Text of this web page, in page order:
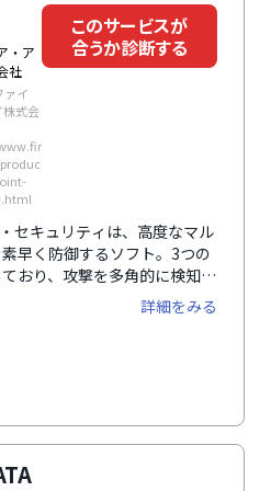
・ア
社
ァイ
株式会
このサービスが
合うか診断する
セキュリティは、高度なマル
早く防御するソフト。3つの
おり、攻撃を多角的に検知、
詳細をみる